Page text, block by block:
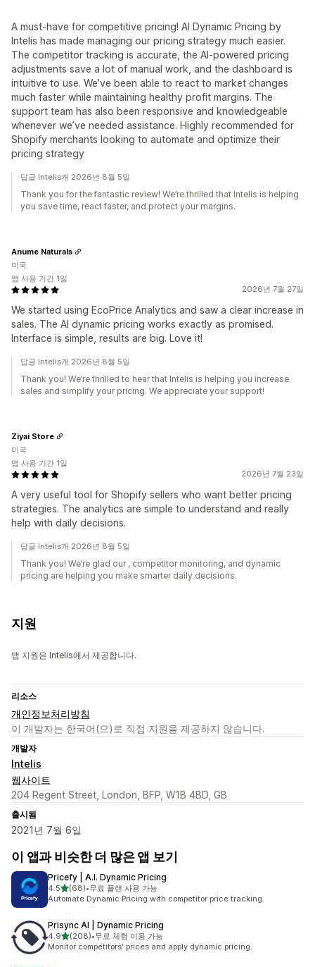
A must-have for competitive pricing! AI Dynamic Pricing by
Intelis has made managing our pricing strategy much easier.
The competitor tracking is accurate, the AI-powered pricing
adjustments save a lot of manual work, and the dashboard is
intuitive to use. We’ve been able to react to market changes
much faster while maintaining healthy profit margins. The
support team has also been responsive and knowledgeable
whenever we’ve needed assistance. Highly recommended for
Shopify merchants looking to automate and optimize their
pricing strategy
답글 Intelis개 2026년 8월 5일
Thank you for the fantastic review! We’re thrilled that Intelis is helping
you save time, react faster, and protect your margins.
2026년 7월 27일
We started using EcoPrice Analytics and saw a clear increase in
sales. The AI dynamic pricing works exactly as promised.
Interface is simple, results are big. Love it!
Anume Naturals
미국
앱 사용 기간 1일
답글 Intelis개 2026년 8월 5일
Thank you! We’re thrilled to hear that Intelis is helping you increase
sales and simplify your pricing. We appreciate your support!
2026년 7월 23일
A very useful tool for Shopify sellers who want better pricing
strategies. The analytics are simple to understand and really
help with daily decisions.
Ziyai Store
미국
앱 사용 기간 1일
답글 Intelis개 2026년 8월 5일
Thank you! We’re glad our , competitor monitoring, and dynamic
pricing are helping you make smarter daily decisions.
지원
앱 지원은 Intelis에서 제공합니다.
리소스
개인정보처리방침
이 개발자는 한국어(으)로 직접 지원을 제공하지 않습니다.
개발자
Intelis
웹사이트
204 Regent Street, London, BFP, W1B 4BD, GB
출시됨
2021년 7월 6일
이 앱과 비슷한 더 많은 앱 보기
Pricefy | A.I. Dynamic Pricing
4.5별 5개 중
(68)
총 리뷰 68개
•무료 플랜 사용 가능
Automate Dynamic Pricing with competitor price tracking.
Prisync AI | Dynamic Pricing
4.9별 5개 중
(208)
총 리뷰 208개
•무료 체험 이용 가능
Monitor competitors' prices and apply dynamic pricing.